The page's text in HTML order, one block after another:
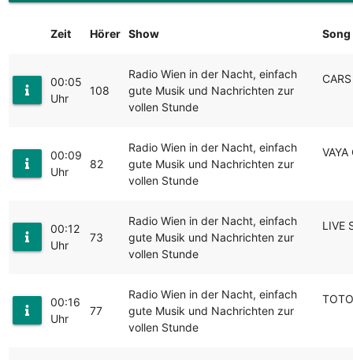
Zeit Hörer Show Song
00:05
Uhr
108
Radio Wien in der Nacht, einfach
gute Musik und Nachrichten zur
vollen Stunde
00:09
Uhr
82
Radio Wien in der Nacht, einfach
gute Musik und Nachrichten zur
vollen Stunde
00:12
Uhr
73
Radio Wien in der Nacht, einfach
gute Musik und Nachrichten zur
vollen Stunde
LIVE
00:16
Uhr
77
Radio Wien in der Nacht, einfach
gute Musik und Nachrichten zur
vollen Stunde